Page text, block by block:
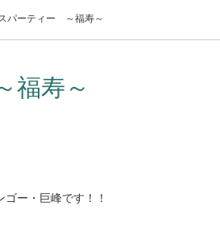
パーティー ～福寿～
福寿～
ー・巨峰です！！